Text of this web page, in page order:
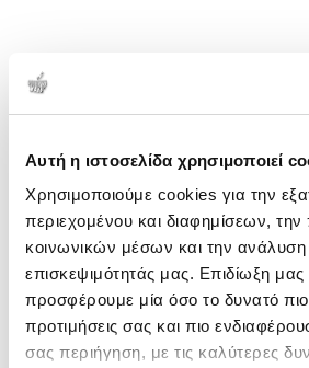
Αυτή η ιστοσελίδα χρησιμοποιεί
Χρησιμοποιούμε cookies για την
περιεχομένου και διαφημίσεων,
κοινωνικών μέσων και την ανάλυση
επισκεψιμότητάς μας. Επιδίωξη μας
προσφέρουμε μία όσο το δυνατό πιο
προτιμήσεις σας και πιο
σας περιήγηση, με τις καλύτερες